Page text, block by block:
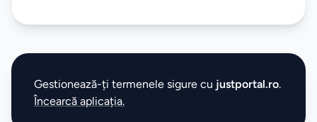
Gestionează-ți termenele sigure cu justportal.ro.
Încearcă aplicația.